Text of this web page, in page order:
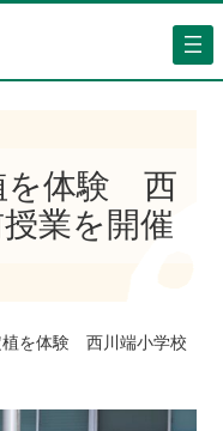
を体験 西
業を開催
植を体験 西川端小学校